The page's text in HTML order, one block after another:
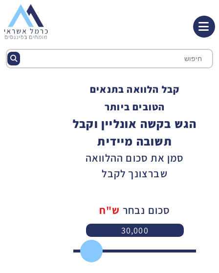
קבל הלוואה בתנאים
הטובים ביותר
הגש בקשה אונליין וקבל
תשובה מיידית
סמן את סכום ההלוואה
שברצונך לקבל
סכום נבחר ש"ח
30,000